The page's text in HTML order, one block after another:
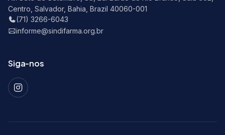
Centro, Salvador, Bahia, Brazil 40060-001
(71) 3266-6043
informe@sindifarma.org.br
Siga-nos